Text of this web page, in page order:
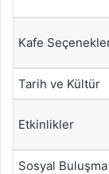
Kafe
Tarih ve Kültür
Etkinlikler
Sosyal Buluşma